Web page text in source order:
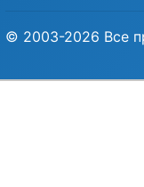
© 2003-2026 Все